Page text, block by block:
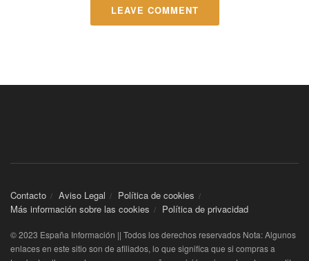
LEAVE COMMENT
Contacto Aviso Legal
Política de cookies
Más información sobre las cookies
Política de privacidad
© 2023 España Información || Todos los derechos reservados Nota: Algunos
enlaces en este sitio son de afiliados, lo que significa que si compras a